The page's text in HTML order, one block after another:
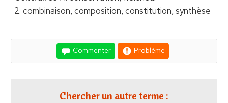
2. combinaison, composition, constitution, synthèse
Commenter Problème
Chercher un autre terme :